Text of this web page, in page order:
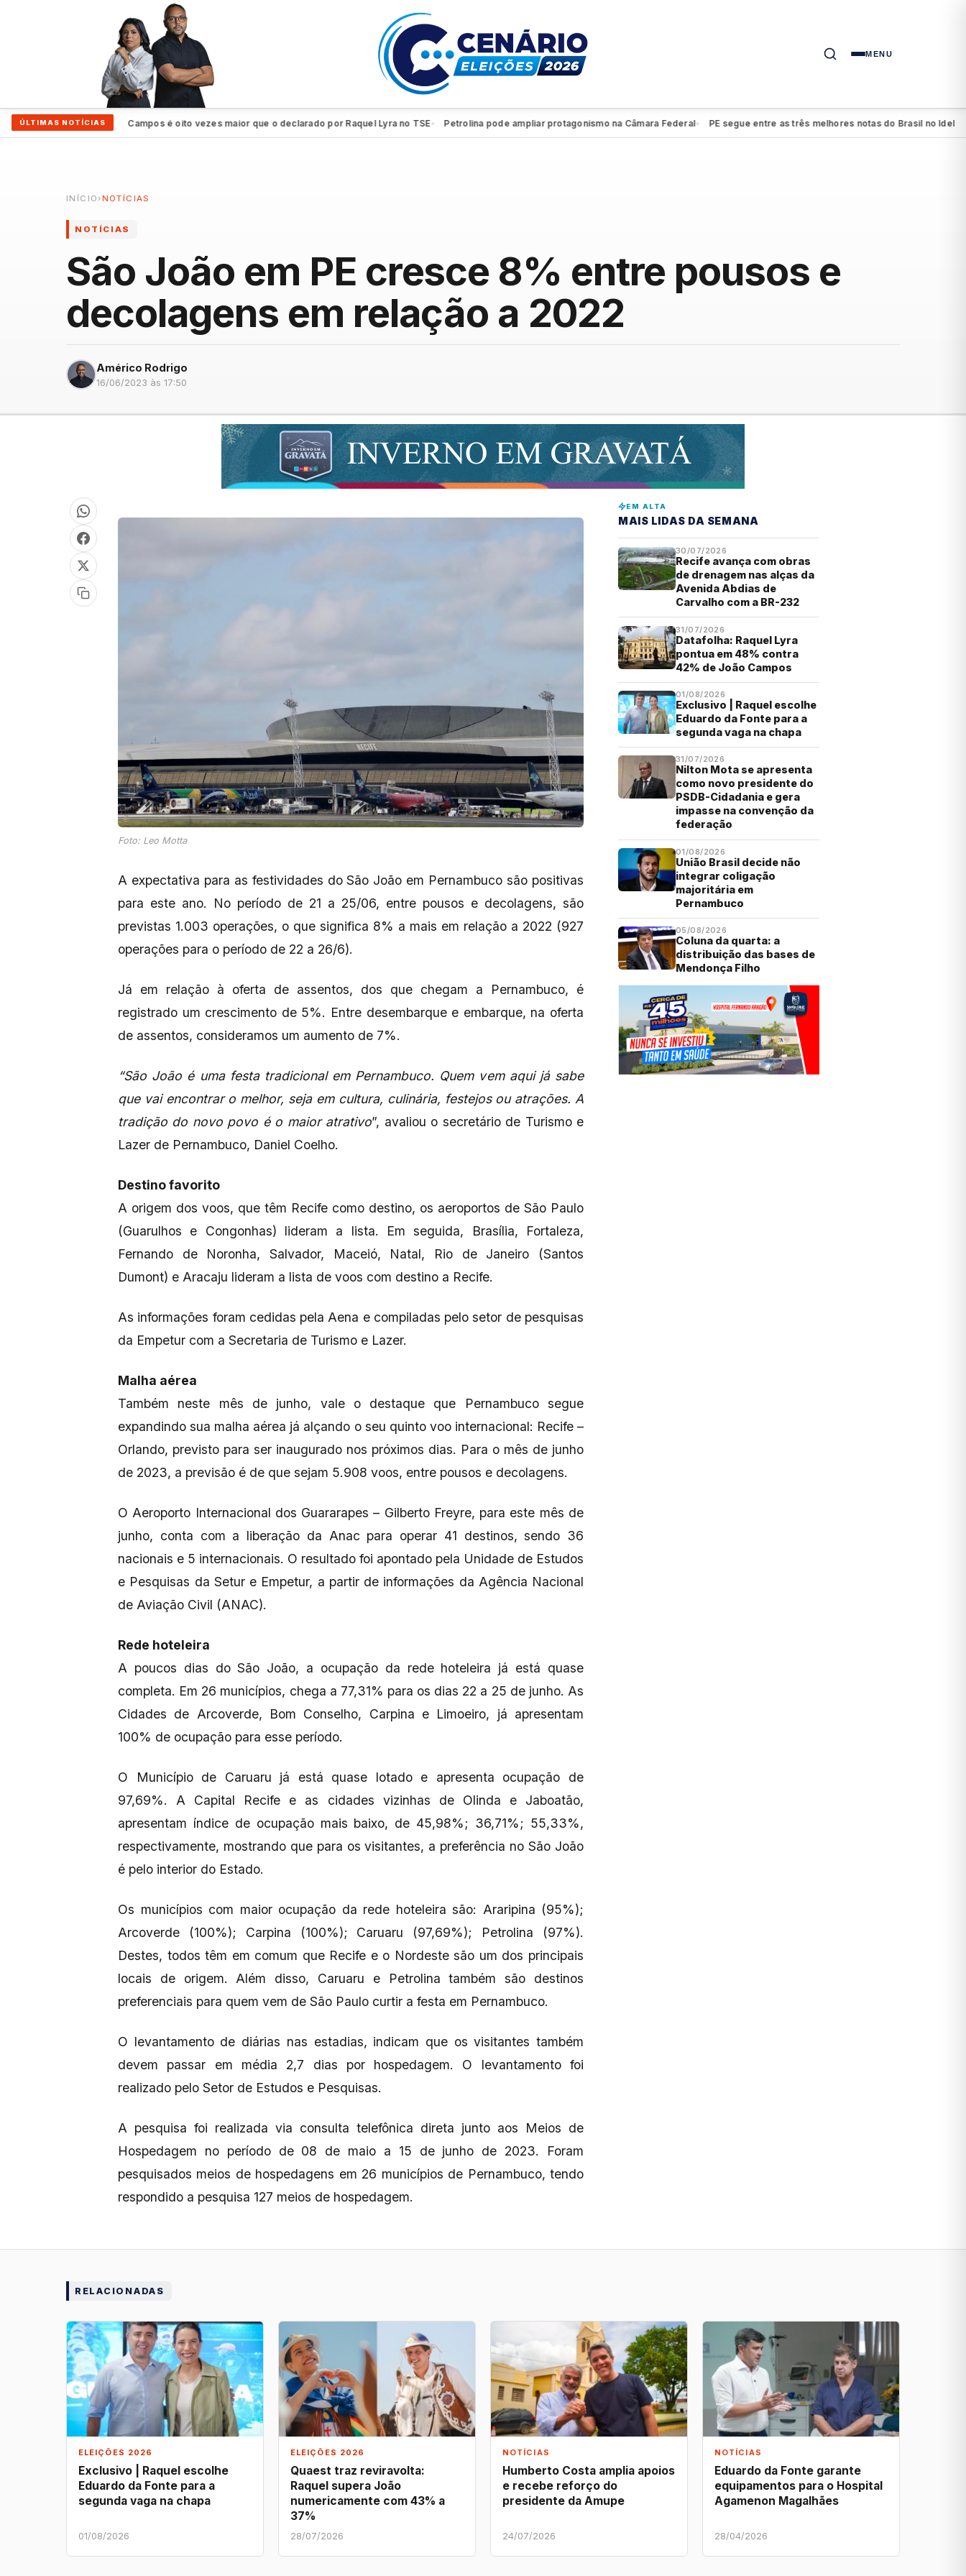
MENU
ÚLTIMAS NOTÍCIAS
Patrimônio de João Campos é oito vezes maior que o declarado por Raquel Lyra no TSE ● Petrolina pode ampliar protagonismo na Câmara Federal● PE segue entre as três melhores notas do Brasil no Ideb do
INÍCIO ›NOTÍCIAS
NOTÍCIAS
São João em PE cresce 8% entre pousos e
decolagens em relação a 2022
Américo Rodrigo
16/06/2023 às 17:50
Foto: Leo Motta
A expectativa para as festividades do São João em Pernambuco são positivas
para este ano. No período de 21 a 25/06, entre pousos e decolagens, são
previstas 1.003 operações, o que significa 8% a mais em relação a 2022 (927
operações para o período de 22 a 26/6).
Já em relação à oferta de assentos, dos que chegam a Pernambuco, é
registrado um crescimento de 5%. Entre desembarque e embarque, na oferta
de assentos, consideramos um aumento de 7%.
“São João é uma festa tradicional em Pernambuco. Quem vem aqui já sabe
que vai encontrar o melhor, seja em cultura, culinária, festejos ou atrações. A
tradição do novo povo é o maior atrativo”, avaliou o secretário de Turismo e
Lazer de Pernambuco, Daniel Coelho.
Destino favorito
A origem dos voos, que têm Recife como destino, os aeroportos de São Paulo
(Guarulhos e Congonhas) lideram a lista. Em seguida, Brasília, Fortaleza,
Fernando de Noronha, Salvador, Maceió, Natal, Rio de Janeiro (Santos
Dumont) e Aracaju lideram a lista de voos com destino a Recife.
As informações foram cedidas pela Aena e compiladas pelo setor de pesquisas
da Empetur com a Secretaria de Turismo e Lazer.
Malha aérea
Também neste mês de junho, vale o destaque que Pernambuco segue
expandindo sua malha aérea já alçando o seu quinto voo internacional: Recife –
Orlando, previsto para ser inaugurado nos próximos dias. Para o mês de junho
de 2023, a previsão é de que sejam 5.908 voos, entre pousos e decolagens.
O Aeroporto Internacional dos Guararapes – Gilberto Freyre, para este mês de
junho, conta com a liberação da Anac para operar 41 destinos, sendo 36
nacionais e 5 internacionais. O resultado foi apontado pela Unidade de Estudos
e Pesquisas da Setur e Empetur, a partir de informações da Agência Nacional
de Aviação Civil (ANAC).
Rede hoteleira
A poucos dias do São João, a ocupação da rede hoteleira já está quase
completa. Em 26 municípios, chega a 77,31% para os dias 22 a 25 de junho. As
Cidades de Arcoverde, Bom Conselho, Carpina e Limoeiro, já apresentam
100% de ocupação para esse período.
O Município de Caruaru já está quase lotado e apresenta ocupação de
97,69%. A Capital Recife e as cidades vizinhas de Olinda e Jaboatão,
apresentam índice de ocupação mais baixo, de 45,98%; 36,71%; 55,33%,
respectivamente, mostrando que para os visitantes, a preferência no São João
é pelo interior do Estado.
Os municípios com maior ocupação da rede hoteleira são: Araripina (95%);
Arcoverde (100%); Carpina (100%); Caruaru (97,69%); Petrolina (97%).
Destes, todos têm em comum que Recife e o Nordeste são um dos principais
locais de origem. Além disso, Caruaru e Petrolina também são destinos
preferenciais para quem vem de São Paulo curtir a festa em Pernambuco.
O levantamento de diárias nas estadias, indicam que os visitantes também
devem passar em média 2,7 dias por hospedagem. O levantamento foi
realizado pelo Setor de Estudos e Pesquisas.
A pesquisa foi realizada via consulta telefônica direta junto aos Meios de
Hospedagem no período de 08 de maio a 15 de junho de 2023. Foram
pesquisados meios de hospedagens em 26 municípios de Pernambuco, tendo
respondido a pesquisa 127 meios de hospedagem.
EM ALTA
MAIS LIDAS DA SEMANA
30/07/2026
Recife avança com obras
de drenagem nas alças da
Avenida Abdias de
Carvalho com a BR-232
31/07/2026
Datafolha: Raquel Lyra
pontua em 48% contra
42% de João Campos
01/08/2026
Exclusivo | Raquel escolhe
Eduardo da Fonte para a
segunda vaga na chapa
31/07/2026
Nilton Mota se apresenta
como novo presidente do
PSDB-Cidadania e gera
impasse na convenção da
federação
01/08/2026
União Brasil decide não
integrar coligação
majoritária em
Pernambuco
05/08/2026
Coluna da quarta: a
distribuição das bases de
Mendonça Filho
RELACIONADAS
ELEIÇÕES 2026
Exclusivo | Raquel escolhe
Eduardo da Fonte para a
segunda vaga na chapa
01/08/2026
ELEIÇÕES 2026
Quaest traz reviravolta:
Raquel supera João
numericamente com 43% a
37%
28/07/2026
NOTÍCIAS
Humberto Costa amplia apoios
e recebe reforço do
presidente da Amupe
24/07/2026
NOTÍCIAS
Eduardo da Fonte garante
equipamentos para o Hospital
Agamenon Magalhães
28/04/2026